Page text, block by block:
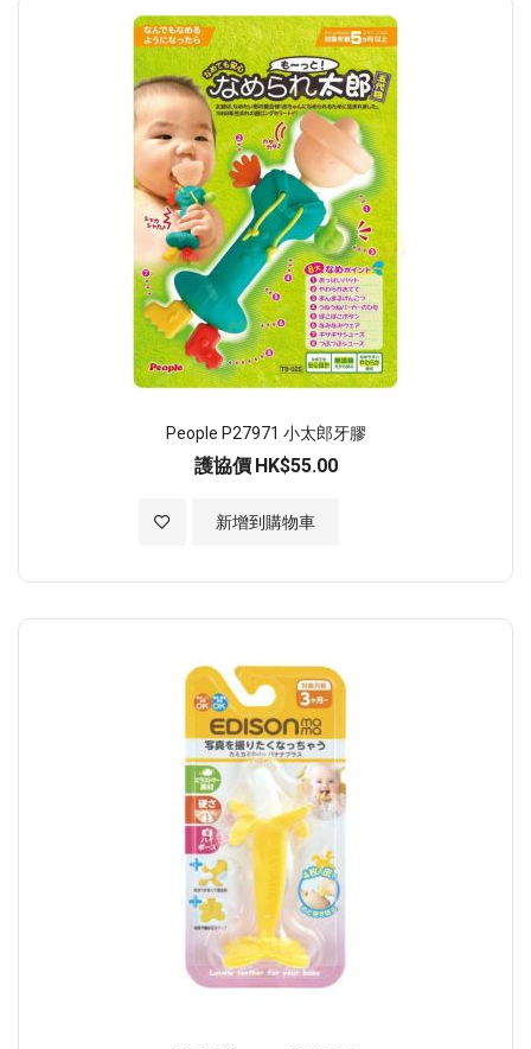
People P27971 小太郎牙膠
護協價 HK$55.00
新增到購物車
加入至願望清單